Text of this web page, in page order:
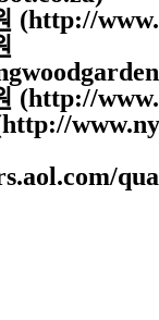
(http://
(http://